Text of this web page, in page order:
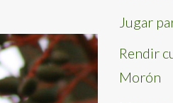
Jugar
Rendir
Morón